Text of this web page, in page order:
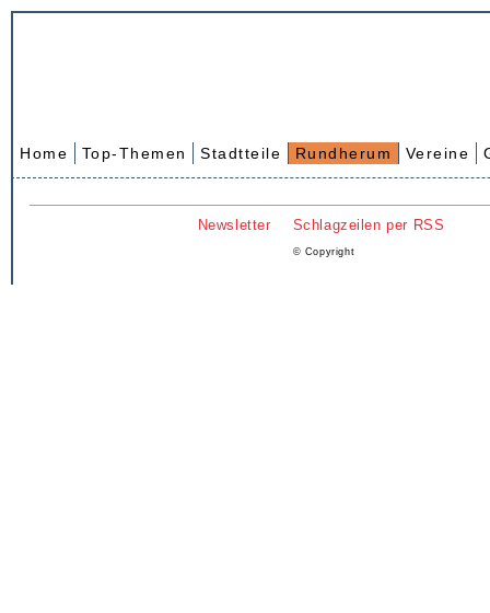
Home Top-Themen Stadtteile Rundherum Vereine
Newsletter Schlagzeilen per RSS
© Copyright